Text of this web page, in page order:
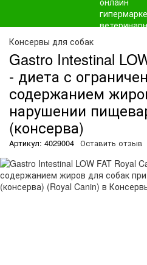
Консервы для собак
Gastro Intestinal
- диета с
содержанием
нарушении
(консерва)
Артикул: 4029004 Оставить отзыв